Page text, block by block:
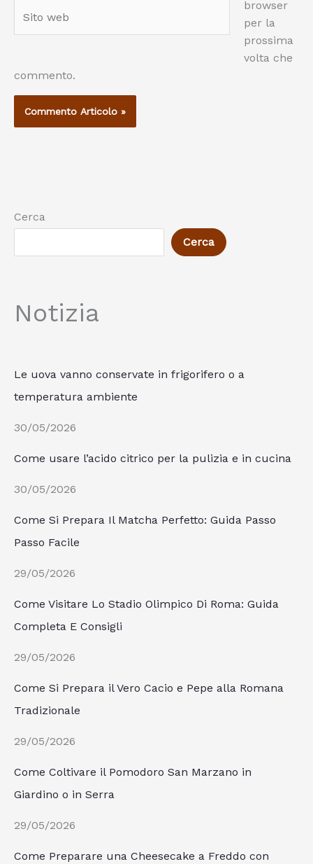
web
browser
per la
prossima
volta che
commento.
Cerca
Cerca
Notizia
Le uova vanno conservate in frigorifero o a
temperatura ambiente
30/05/2026
Come usare l’acido citrico per la pulizia e in cucina
30/05/2026
Come Si Prepara Il Matcha Perfetto: Guida Passo
Passo Facile
29/05/2026
Come Visitare Lo Stadio Olimpico Di Roma: Guida
Completa E Consigli
29/05/2026
Come Si Prepara il Vero Cacio e Pepe alla Romana
Tradizionale
29/05/2026
Come Coltivare il Pomodoro San Marzano in
Giardino o in Serra
29/05/2026
Come Preparare una Cheesecake a Freddo con